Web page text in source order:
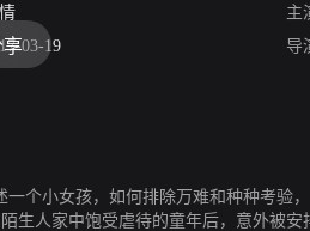
主
03-19 导
享
个小女孩，如何排除万难和种种考验
生人家中饱受虐待的童年后，意外被